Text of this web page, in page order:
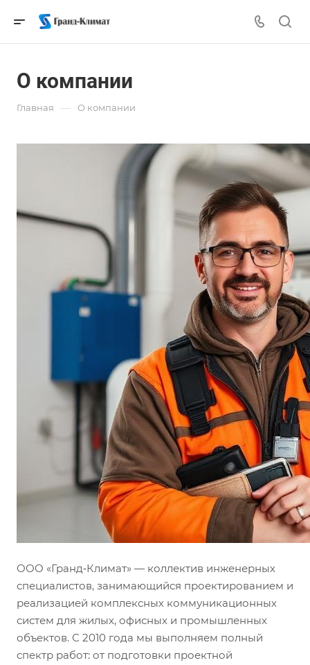
О компании
Главная — О компании
ООО «Гранд‑Климат» — коллектив инженерных
специалистов, занимающийся проектированием и
реализацией комплексных коммуникационных
систем для жилых, офисных и промышленных
объектов. С 2010 года мы выполняем полный
спектр работ: от подготовки проектной